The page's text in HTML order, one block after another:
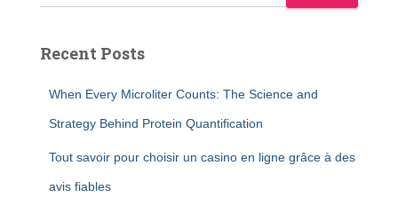
Recent Posts
When Every Microliter Counts: The Science and
Strategy Behind Protein Quantification
Tout savoir pour choisir un casino en ligne grâce à des
avis fiables